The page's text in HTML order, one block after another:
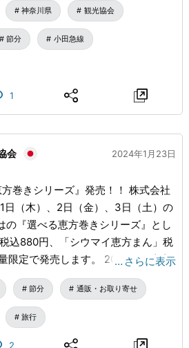
の３つの神社で境内で盛大な豆ま
と呼ばれるを着た豆撒き役が特設
もに一斉に福豆を撒きます。子袋に
っていて、地元の子どもたちは大は
比々多神社では鬼やらい神事が見
ています。 ところで家の中で豆を
原市観光協会のHPをご覧くださ
神奈川県 観光協会
節分 小田急線
1
会 2024年1月23日
きシリーズ』発売！！ 株式会社
（木）、2日（金）、3日（土）の
の『選べる恵方巻きシリーズ』とし
込880円、「シウマイ恵方まん」税
売します。 2024年の恵方
正統派？それとも変わり種？崎陽軒
いごとをしてみてはいかがでしょう
立入り酢飯③菜の花④カニ風味蒲
… さらに表示
節分 通販・お取り寄せ
旅行
2